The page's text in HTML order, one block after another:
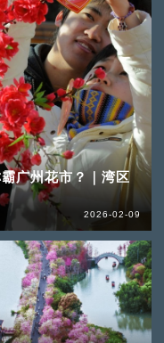
广州花市？｜湾区
2026-02-09